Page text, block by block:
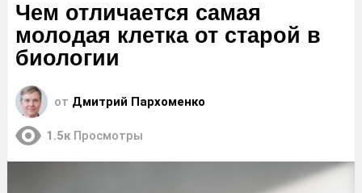
Чем отличается самая
молодая клетка от старой в
биологии
от Дмитрий Пархоменко
1.5к Просмотры